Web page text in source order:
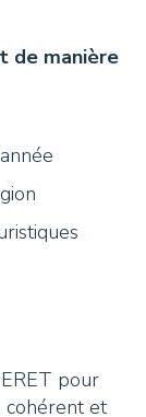
de manière
pour
et